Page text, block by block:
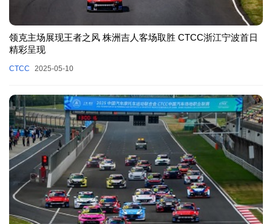
领克主场展现王者之风 株洲吉人客场取胜 CTCC浙江宁波首日
精彩呈现
CTCC 2025-05-10